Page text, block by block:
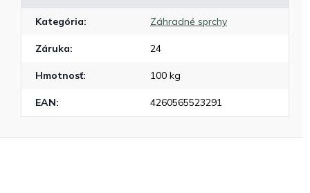
Kategória: Záhradné sprchy
Záruka: 24
Hmotnosť: 100 kg
EAN: 4260565523291